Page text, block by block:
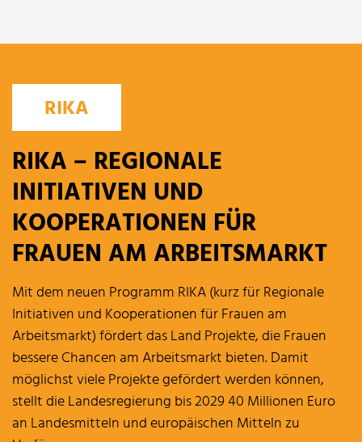
RIKA
RIKA – REGIONALE
INITIATIVEN UND
KOOPERATIONEN FÜR
FRAUEN AM ARBEITSMARKT
Mit dem neuen Programm RIKA (kurz für Regionale
Initiativen und Kooperationen für Frauen am
Arbeitsmarkt) fördert das Land Projekte, die Frauen
bessere Chancen am Arbeitsmarkt bieten. Damit
möglichst viele Projekte gefördert werden können,
stellt die Landesregierung bis 2029 40 Millionen Euro
an Landesmitteln und europäischen Mitteln zu